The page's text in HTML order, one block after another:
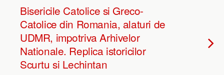
Bisericile Catolice si Greco-
Catolice din Romania, alaturi de
UDMR, impotriva Arhivelor
Nationale. Replica istoricilor
Scurtu si Lechintan